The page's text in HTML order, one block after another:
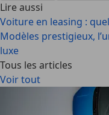
Lire aussi
Voiture en leasing :
Modèles prestigieux,
luxe
Tous les articles
Voir tout